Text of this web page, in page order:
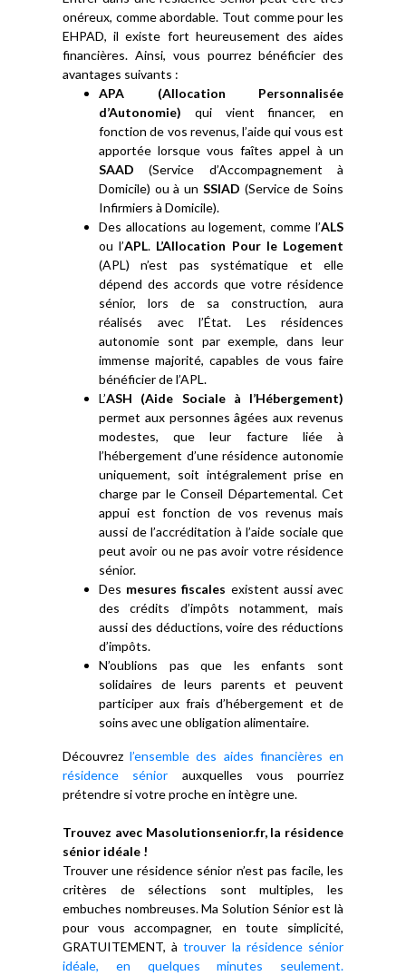
onéreux, comme abordable. Tout comme pour les
EHPAD, il existe fort heureusement des aides
financières. Ainsi, vous pourrez bénéficier des
avantages suivants :
APA (Allocation Personnalisée
d’Autonomie) qui vient financer, en
fonction de vos revenus, l’aide qui vous est
apportée lorsque vous faîtes appel à un
SAAD (Service d’Accompagnement à
Domicile) ou à un SSIAD (Service de Soins
Infirmiers à Domicile).
Des allocations au logement, comme l’ALS
ou l’APL. L’Allocation Pour le Logement
(APL) n’est pas systématique et elle
dépend des accords que votre résidence
sénior, lors de sa construction, aura
réalisés avec l’État. Les résidences
autonomie sont par exemple, dans leur
immense majorité, capables de vous faire
bénéficier de l’APL.
L’ASH (Aide Sociale à l’Hébergement)
permet aux personnes âgées aux revenus
modestes, que leur facture liée à
l’hébergement d’une résidence autonomie
uniquement, soit intégralement prise en
charge par le Conseil Départemental. Cet
appui est fonction de vos revenus mais
aussi de l’accréditation à l’aide sociale que
peut avoir ou ne pas avoir votre résidence
sénior.
Des mesures fiscales existent aussi avec
des crédits d’impôts notamment, mais
aussi des déductions, voire des réductions
d’impôts.
N’oublions pas que les enfants sont
solidaires de leurs parents et peuvent
participer aux frais d’hébergement et de
soins avec une obligation alimentaire.
Découvrezl’ensemble des aides financières en
résidence sénior auxquelles vous pourriez
prétendre si votre proche en intègre une.
Trouvez avec Masolutionsenior.fr, la résidence
sénior idéale !
Trouver une résidence sénior n’est pas facile, les
critères de sélections sont multiples, les
embuches nombreuses. Ma Solution Sénior est là
pour vous accompagner, en toute simplicité,
GRATUITEMENT, àtrouver la résidence sénior
idéale, en quelques minutes seulement.